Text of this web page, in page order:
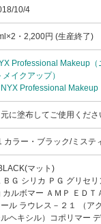
10/4
・2,200円 (生産終了)
Professional Makeup（
メイクアップ）
NYX Professional Makeup
に塗布してご使用くださ
カラー・ブラック/ミステ
マット)
ＢＧ シリカ ＰＧ グリセ
カルボマー ＡＭＰ ＥＤＴ
ル ラウレス－２１ （ア
ヘキシル）コポリマー